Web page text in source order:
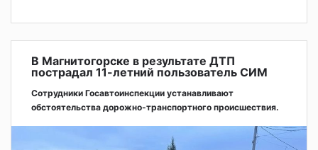
В Магнитогорске в результате ДТП
пострадал 11-летний пользователь СИМ
Сотрудники Госавтоинспекции устанавливают
обстоятельства дорожно-транспортного происшествия.